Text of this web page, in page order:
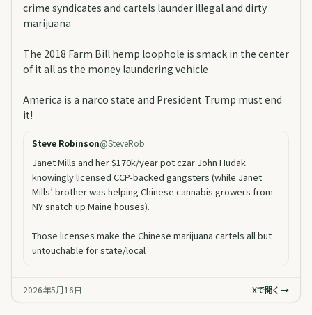
crime syndicates and cartels launder illegal and dirty
marijuana
The 2018 Farm Bill hemp loophole is smack in the center
of it all as the money laundering vehicle
America is a narco state and President Trump must end
it!
Steve Robinson@SteveRob
Janet Mills and her $170k/year pot czar John Hudak
knowingly licensed CCP-backed gangsters (while Janet
Mills’ brother was helping Chinese cannabis growers from
NY snatch up Maine houses).
Those licenses make the Chinese marijuana cartels all but
untouchable for state/local
2026年5月16日 Xで開く →